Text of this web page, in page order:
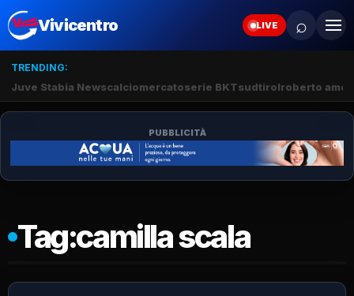
Vivicentro LIVE ⌕
TRENDING:
Juve Stabia Newscalciomercatoserie BKTsudtirolroberto
PUBBLICITÀ
Tag:camilla scala